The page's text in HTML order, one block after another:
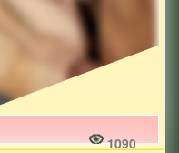
1090